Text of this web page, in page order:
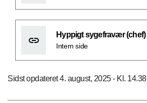
Hyppigt sygefravær (chef)
Intern side
Sidst opdateret 4. august, 2025 - Kl. 14.38